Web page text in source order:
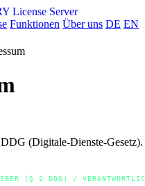
License Server
Funktionen Über uns DE EN
(Digitale-Dienste-Gesetz).
(§ 2 DDG) /